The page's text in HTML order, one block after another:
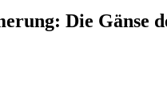
Die Gänse